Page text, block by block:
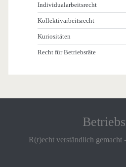
Individualarbeitsrecht
Kollektivarbeitsrecht
Kuriositäten
Recht für Betriebsräte
R(r)echt verständlich gemacht